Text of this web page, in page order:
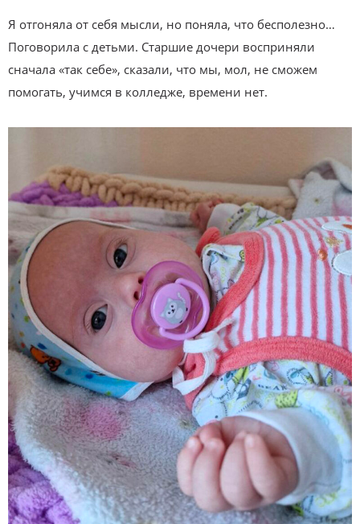
Я отгоняла от себя мысли, но поняла, что бесполезно…
Поговорила с детьми. Старшие дочери восприняли
сначала «так себе», сказали, что мы, мол, не сможем
помогать, учимся в колледже, времени нет.